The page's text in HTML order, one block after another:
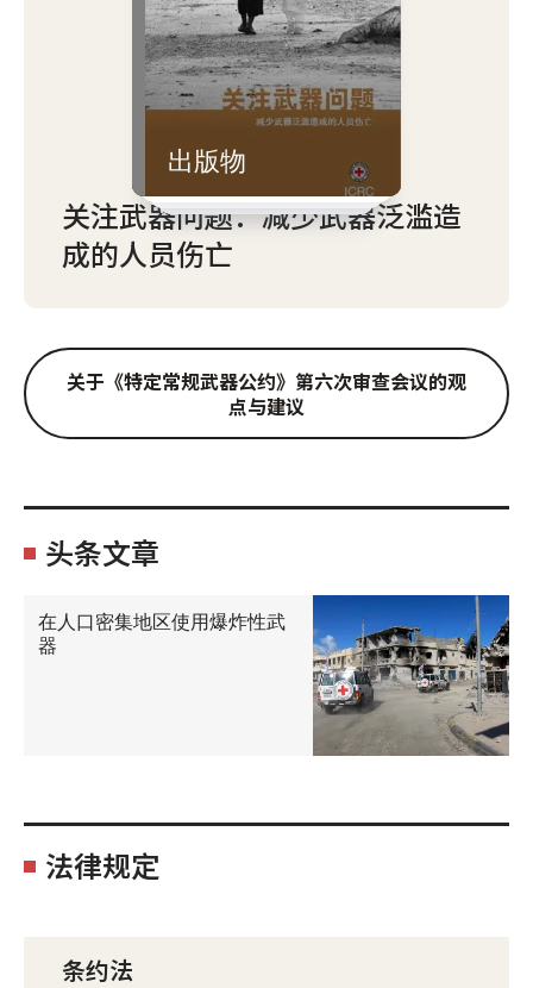
出版物
关注武器问题：减少武器泛滥造
成的人员伤亡
关于《特定常规武器公约》第六次审查会议的观
点与建议
头条文章
在人口密集地区使用爆炸性武
器
法律规定
条约法